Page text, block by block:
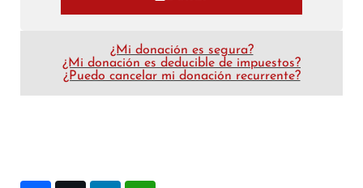
¿Mi donación es segura?
¿Mi donación es deducible de impuestos?
¿Puedo cancelar mi donación recurrente?